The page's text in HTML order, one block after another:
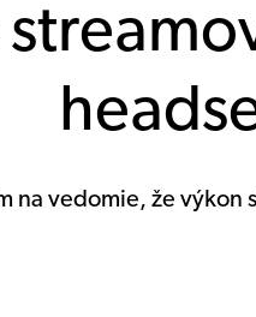
na vedomie, že